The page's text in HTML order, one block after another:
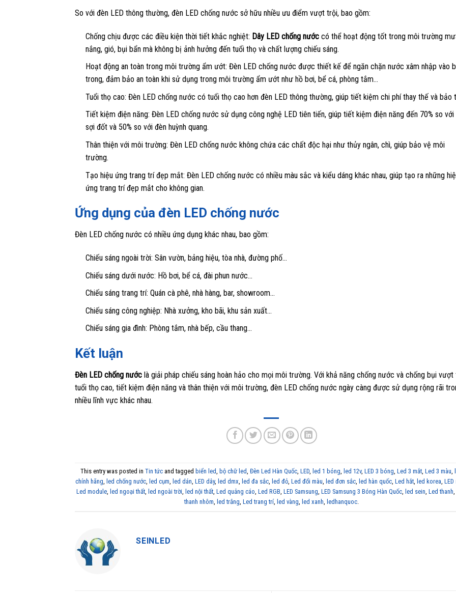
So với đèn LED thông thường, đèn LED chống nước sở hữu nhiều ưu điểm vượt trội, bao gồm:
Chống chịu được các điều kiện thời tiết khắc nghiệt: Dây LED chống nướccó thể hoạt động tốt trong môi trường
nắng, gió, bụi bẩn mà không bị ảnh hưởng đến tuổi thọ và chất lượng chiếu sáng.
Hoạt động an toàn trong môi trường ẩm ướt: Đèn LED chống nước được thiết kế để ngăn chặn nước xâm nhập vào
trong, đảm bảo an toàn khi sử dụng trong môi trường ẩm ướt như hồ bơi, bể cá, phòng tắm…
Tuổi thọ cao: Đèn LED chống nước có tuổi thọ cao hơn đèn LED thông thường, giúp tiết kiệm chi phí thay thế và bảo
Tiết kiệm điện năng: Đèn LED chống nước sử dụng công nghệ LED tiên tiến, giúp tiết kiệm điện năng đến 70% so với
sợi đốt và 50% so với đèn huỳnh quang.
Thân thiện với môi trường: Đèn LED chống nước không chứa các chất độc hại như thủy ngân, chì, giúp bảo vệ môi
trường.
Tạo hiệu ứng trang trí đẹp mắt: Đèn LED chống nước có nhiều màu sắc và kiểu dáng khác nhau, giúp tạo ra những
ứng trang trí đẹp mắt cho không gian.
Ứng dụng của đèn LED chống nước
Đèn LED chống nước có nhiều ứng dụng khác nhau, bao gồm:
Chiếu sáng ngoài trời: Sân vườn, bảng hiệu, tòa nhà, đường phố…
Chiếu sáng dưới nước: Hồ bơi, bể cá, đài phun nước…
Chiếu sáng trang trí: Quán cà phê, nhà hàng, bar, showroom…
Chiếu sáng công nghiệp: Nhà xưởng, kho bãi, khu sản xuất…
Chiếu sáng gia đình: Phòng tắm, nhà bếp, cầu thang…
Kết luận
Đèn LED chống nước là giải pháp chiếu sáng hoàn hảo cho mọi môi trường. Với khả năng chống nước và chống bụi vượt
tuổi thọ cao, tiết kiệm điện năng và thân thiện với môi trường, đèn LED chống nước ngày càng được sử dụng rộng rãi
nhiều lĩnh vực khác nhau.
This entry was posted in Tin tứcand tagged biển led, bộ chữ led, Đèn Led Hàn Quốc, LED, led 1 bóng, led 12v, LED 3 bóng, Led 3 mắt, Led 3 màu,
chính hãng, led chống nước, led cụm, led dán, LED dây, led dmx, led đa sắc, led đỏ, Led đổi màu, led đơn sắc, led hàn quốc, Led hắt, led korea, LED
Led module, led ngoại thất, led ngoài trời, led nội thất,Led quảng cáo,Led RGB,LED Samsung,LED Samsung 3 Bóng Hàn Quốc, led sein,Led thanh
thanh nhôm, led trắng, Led trang trí, led vàng, led xanh, ledhanquoc.
SEINLED